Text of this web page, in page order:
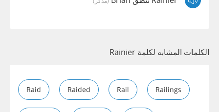
الكلمات المشابه لكلمة Rainier
Raid Raided Rail Railings